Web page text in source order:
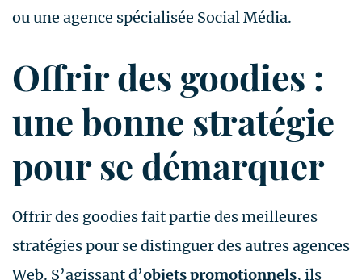
ou une agence spécialisée Social Média.
Offrir des goodies :
une bonne stratégie
pour se démarquer
Offrir des goodies fait partie des meilleures
stratégies pour se distinguer des autres agences
Web. S’agissant d’objets promotionnels, ils